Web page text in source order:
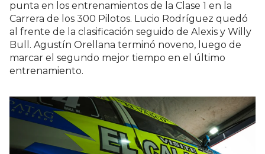
punta en los entrenamientos de la Clase 1 en la
Carrera de los 300 Pilotos. Lucio Rodríguez quedó
al frente de la clasificación seguido de Alexis y Willy
Bull. Agustín Orellana terminó noveno, luego de
marcar el segundo mejor tiempo en el último
entrenamiento.